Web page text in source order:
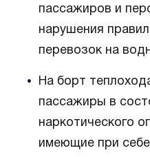
пассажиров и
нарушения
перевозок на
На борт
пассажиры в
наркотического
имеющие при